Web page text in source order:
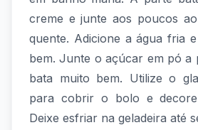
creme e junte aos poucos
quente. Adicione a água fria
bem. Junte o açúcar em pó a
bata muito bem. Utilize o
para cobrir o bolo e
Deixe esfriar na geladeira até